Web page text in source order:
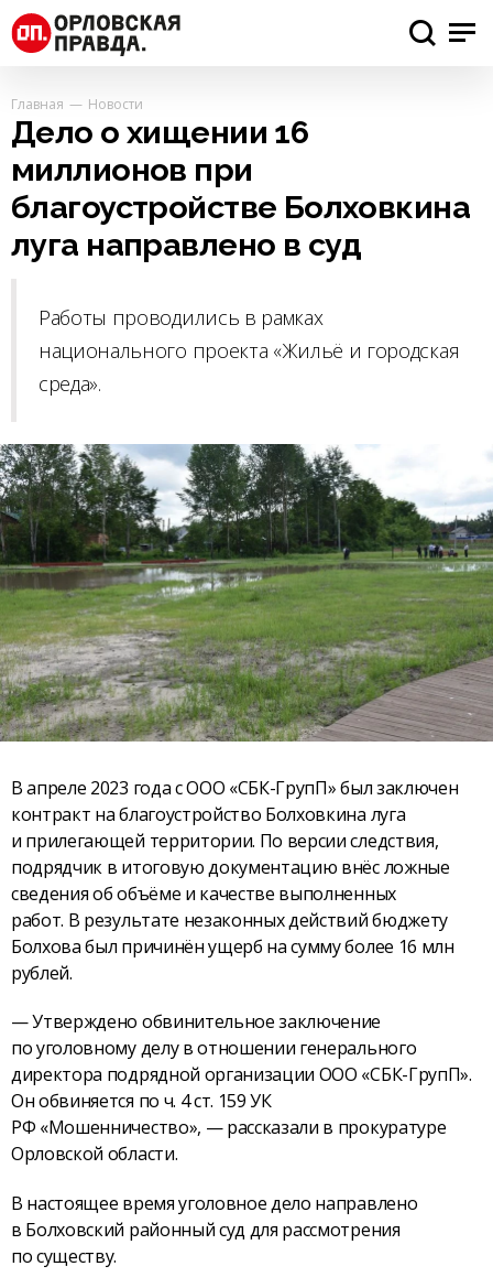
Главная Новости
Дело о хищении 16
миллионов при
благоустройстве Болховкина
луга направлено в суд
Работы проводились в рамках
национального проекта «Жильё и городская
среда».
В апреле 2023 года с ООО «СБК-ГрупП» был заключен
контракт на благоустройство Болховкина луга
и прилегающей территории. По версии следствия,
подрядчик в итоговую документацию внёс ложные
сведения об объёме и качестве выполненных
работ. В результате незаконных действий бюджету
Болхова был причинён ущерб на сумму более 16 млн
рублей.
— Утверждено обвинительное заключение
по уголовному делу в отношении генерального
директора подрядной организации ООО «СБК-ГрупП».
Он обвиняется по ч. 4 ст. 159 УК
РФ «Мошенничество», — рассказали в прокуратуре
Орловской области.
В настоящее время уголовное дело направлено
в Болховский районный суд для рассмотрения
по существу.